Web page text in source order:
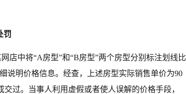
罚
店中将“A房型”和“B房型”两个房型分别标注划线比
说明价格信息。经查，上述房型实际销售单价为90
过。当事人利用虚假或者使人误解的价格手段，